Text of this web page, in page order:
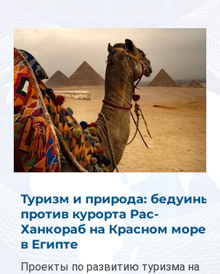
Туризм и природа: бедуины
против курорта Рас-
Ханкораб на Красном море
в Египте
Проекты по развитию туризма на